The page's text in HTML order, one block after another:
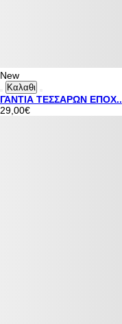
New
Καλαθι
ΓΑΝΤΙΑ ΤΕΣΣΑΡΩΝ ΕΠΟΧ..
29,00€